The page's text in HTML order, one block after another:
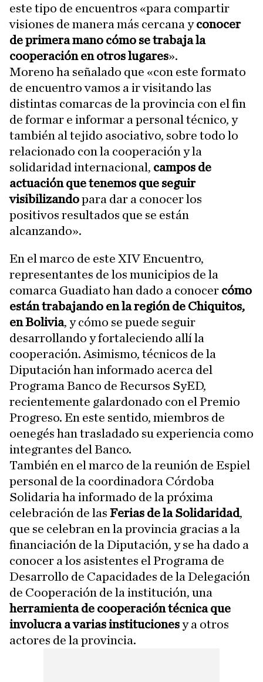
este tipo de encuentros «para compartir
visiones de manera más cercana yconocer
de primera mano cómo se trabaja la
cooperación en otros lugares».
Moreno ha señalado que «con este formato
de encuentro vamos a ir visitando las
distintas comarcas de la provincia con el fin
de formar e informar a personal técnico, y
también al tejido asociativo, sobre todo lo
relacionado con la cooperación y la
solidaridad internacional, campos de
actuación que tenemos que seguir
visibilizandopara dar a conocer los
positivos resultados que se están
alcanzando».
En el marco de este XIV Encuentro,
representantes de los municipios de la
comarca Guadiato han dado a conocer cómo
están trabajando en la región de Chiquitos,
en Bolivia, y cómo se puede seguir
desarrollando y fortaleciendo allí la
cooperación. Asimismo, técnicos de la
Diputación han informado acerca del
Programa Banco de Recursos SyED,
recientemente galardonado con el Premio
Progreso. En este sentido, miembros de
oenegés han trasladado su experiencia como
integrantes del Banco.
También en el marco de la reunión de Espiel
personal de la coordinadora Córdoba
Solidaria ha informado de la próxima
celebración de las Ferias de la Solidaridad,
que se celebran en la provincia gracias a la
financiación de la Diputación, y se ha dado a
conocer a los asistentes el Programa de
Desarrollo de Capacidades de la Delegación
de Cooperación de la institución, una
herramienta de cooperación técnica que
involucra a varias institucionesy a otros
actores de la provincia.